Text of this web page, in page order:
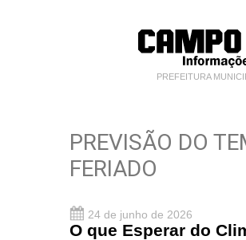
PREFEITURA
PREVISÃO DO
FERIADO
24 de junho de 2026
O que Esperar do